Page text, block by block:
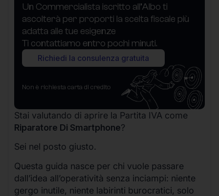
Un Commercialista iscritto all’Albo ti
ascolterà per proporti la scelta fiscale più
adatta alle tue esigenze
Ti contattiamo entro pochi minuti.
Richiedi la consulenza gratuita
Non è richiesta carta di credito
Stai valutando di aprire la Partita IVA come
Riparatore Di Smartphone?
Sei nel posto giusto.
Questa guida nasce per chi vuole passare
dall’idea all’operatività senza inciampi: niente
gergo inutile, niente labirinti burocratici, solo